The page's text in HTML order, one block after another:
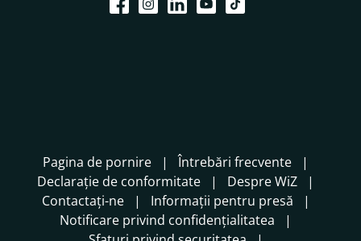
Pagina de pornire
Întrebări frecvente
Declarație de conformitate
Despre WiZ
Contactați-ne
Informații pentru presă
Notificare privind confidențialitatea